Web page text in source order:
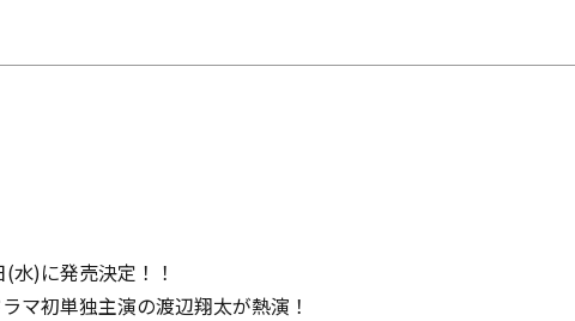
)に発売決定！！
マ初単独主演の渡辺翔太が熱演！